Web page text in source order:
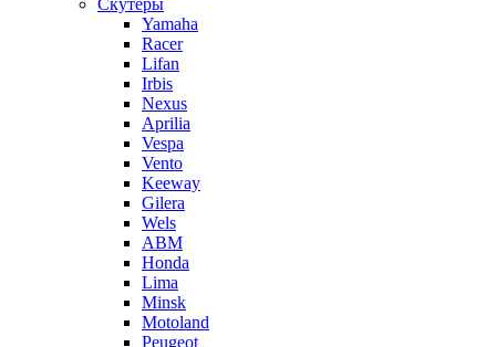
Скутеры
Yamaha
Racer
Lifan
Irbis
Nexus
Aprilia
Vespa
Vento
Keeway
Gilera
Wels
ABM
Honda
Lima
Minsk
Motoland
Peugeot